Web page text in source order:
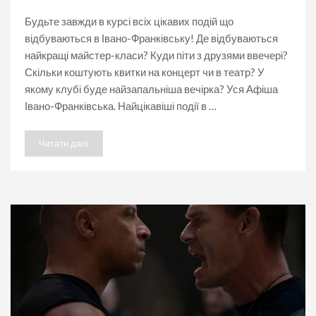
Афіша
Івано-
Франківськ
Будьте завжди в курсі всіх цікавих подій що
відбуваються в Івано-Франківську! Де відбуваються
найкращі майстер-класи? Куди піти з друзями ввечері?
Скільки коштують квитки на концерт чи в театр? У
якому клубі буде найзапальніша вечірка? Уся Афіша
Івано-Франківська. Найцікавіші події в …
Читати далі